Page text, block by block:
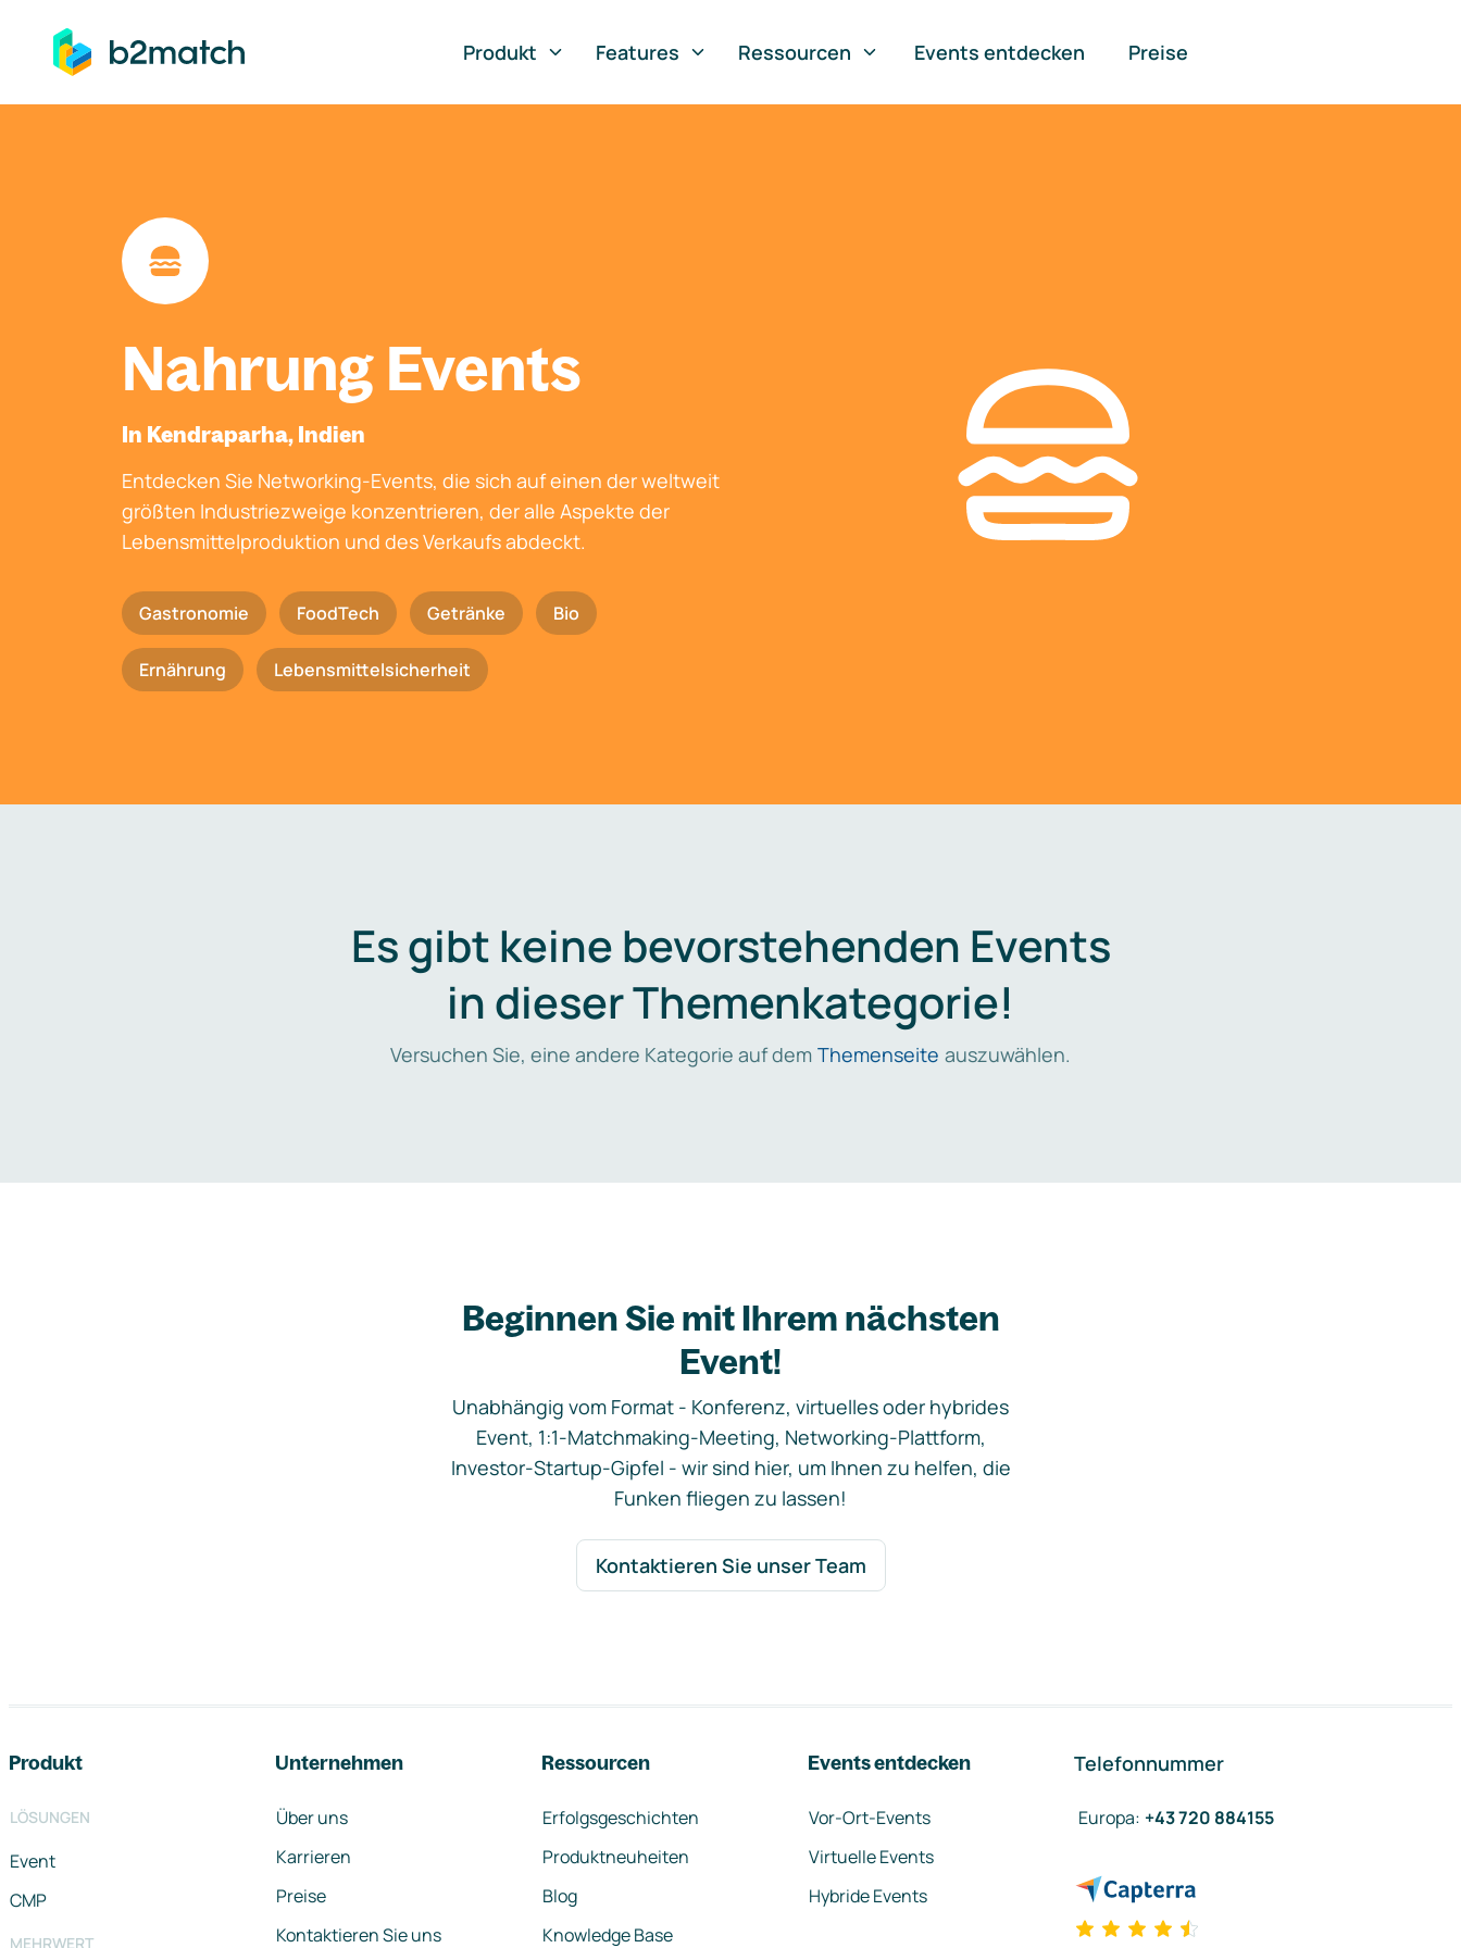
springen
Produkt
Features Ressourcen Events entdecken Preise
Nahrung Events
In Kendraparha, Indien
Entdecken Sie Networking-Events, die sich auf einen der weltweit
größten Industriezweige konzentrieren, der alle Aspekte der
Lebensmittelproduktion und des Verkaufs abdeckt.
Gastronomie FoodTech Getränke Bio
Ernährung Lebensmittelsicherheit
Es gibt keine bevorstehenden Events
in dieser Themenkategorie!
Versuchen Sie, eine andere Kategorie auf dem Themenseite auszuwählen.
Beginnen Sie mit Ihrem nächsten
Event!
Unabhängig vom Format - Konferenz, virtuelles oder hybrides
Event, 1:1-Matchmaking-Meeting, Networking-Plattform,
Investor-Startup-Gipfel - wir sind hier, um Ihnen zu helfen, die
Funken fliegen zu lassen!
Kontaktieren Sie unser Team
Produkt
LÖSUNGEN
Event
CMP
MEHRWERT
Unternehmen
Über uns
Karrieren
Preise
Kontaktieren Sie uns
Ressourcen
Erfolgsgeschichten
Produktneuheiten
Blog
Knowledge Base
Events entdecken
Vor-Ort-Events
Virtuelle Events
Hybride Events
Telefonnummer
Europa: +43 720 884155